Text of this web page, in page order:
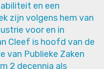
en een
zijn volgens hem van
voor en in
Cleef is hoofd van de
van Publieke Zaken
2 decennia als